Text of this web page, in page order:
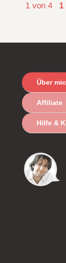
1 von 4 1
Über
Affiliate
Hilfe &